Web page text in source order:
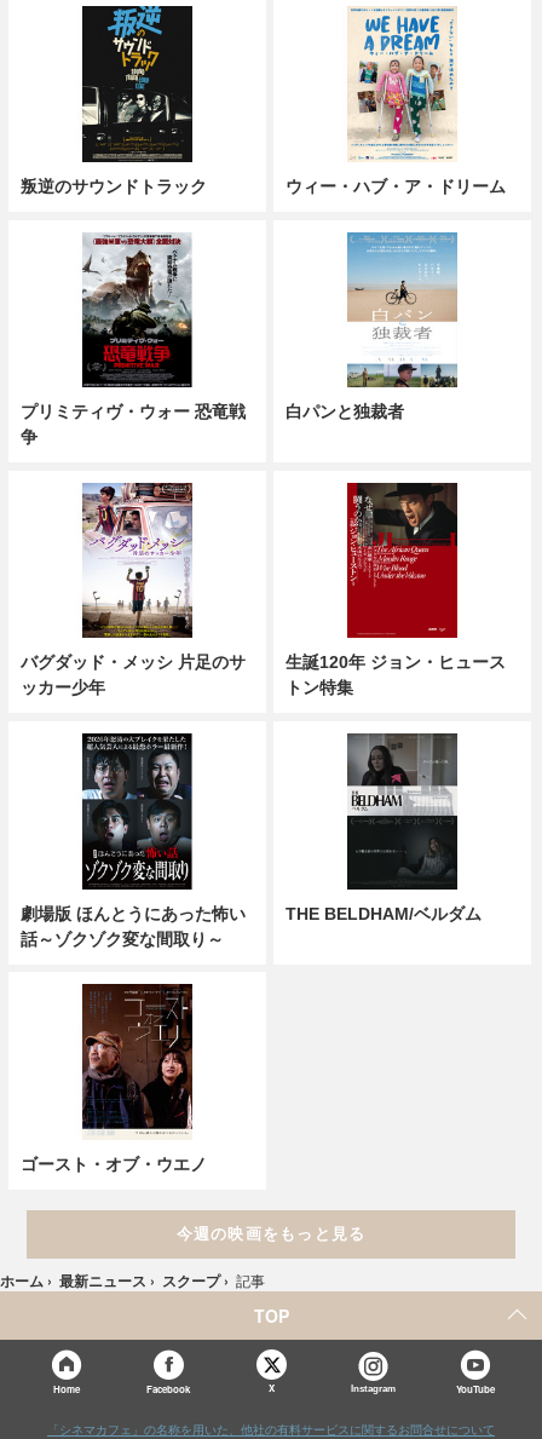
叛逆のサウンドトラック ウィー・ハブ・ア・ドリーム
プリミティヴ・ウォー 恐竜戦
争
白パンと独裁者
バグダッド・メッシ 片足のサ
ッカー少年
生誕120年 ジョン・ヒュース
トン特集
劇場版 ほんとうにあった怖い
話～ゾクゾク変な間取り～
THE BELDHAM/ベルダム
ゴースト・オブ・ウエノ
今週の映画をもっと見る
ホーム › 最新ニュース › スクープ › 記事
TOP
Home Facebook X Instagram YouTube
「シネマカフェ」の名称を用いた、他社の有料サービスに関するお問合せについて